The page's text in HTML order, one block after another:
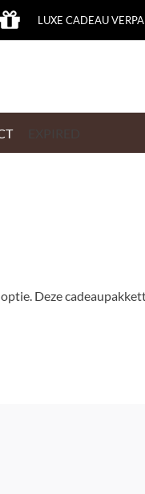
LUXE CADEAU
Deze